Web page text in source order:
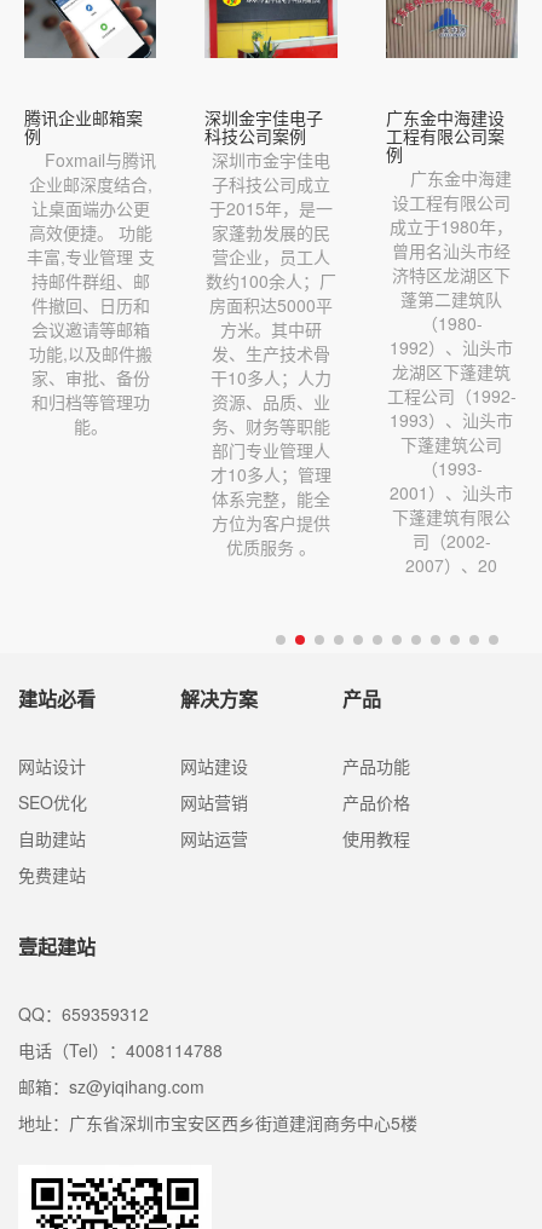
腾讯企业邮箱案
例
Foxmail与腾讯
企业邮深度结合,
让桌面端办公更
高效便捷。 功能
丰富,专业管理 支
持邮件群组、邮
件撤回、日历和
会议邀请等邮箱
功能,以及邮件搬
家、审批、备份
和归档等管理功
能。
深圳金宇佳电子
科技公司案例
深圳市金宇佳电
子科技公司成立
于2015年，是一
家蓬勃发展的民
营企业，员工人
数约100余人；厂
房面积达5000平
方米。其中研
发、生产技术骨
干10多人；人力
资源、品质、业
务、财务等职能
部门专业管理人
才10多人；管理
体系完整，能全
方位为客户提供
优质服务 。
广东金中海建设
工程有限公司案
例
广东金中海建
设工程有限公司
成立于1980年，
曾用名汕头市经
济特区龙湖区下
蓬第二建筑队
（1980-
1992）、汕头市
龙湖区下蓬建筑
工程公司（1992-
1993）、汕头市
下蓬建筑公司
（1993-
2001）、汕头市
下蓬建筑有限公
司（2002-
2007）、20
建站必看
网站设计
SEO优化
自助建站
免费建站
解决方案
网站建设
网站营销
网站运营
产品
产品功能
产品价格
使用教程
壹起建站
QQ：659359312
电话（Tel）：4008114788
邮箱：sz@yiqihang.com
地址：广东省深圳市宝安区西乡街道建润商务中心5楼